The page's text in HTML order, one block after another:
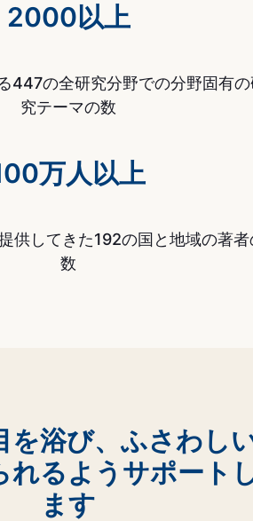
2000以上
447の全研究分野での分野固有
究テーマの数
万人以上
供してきた192の国と地域の著者
数
を浴び、ふさわし
れるようサポート
ます